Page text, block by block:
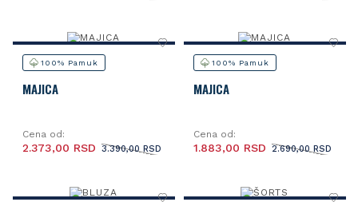
100% Pamuk
MAJICA
Cena od:
3.390,00 RSD
2.373,00 RSD
100% Pamuk
MAJICA
Cena od:
2.690,00 RSD
1.883,00 RSD